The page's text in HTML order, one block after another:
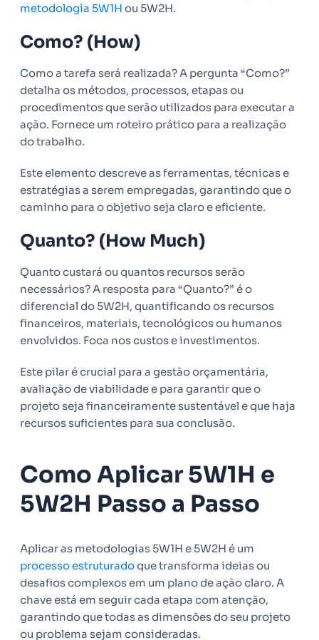
metodologia 5W1H ou 5W2H.
Como? (How)
Como a tarefa será realizada? A pergunta “Como?”
detalha os métodos, processos, etapas ou
procedimentos que serão utilizados para executar a
ação. Fornece um roteiro prático para a realização
do trabalho.
Este elemento descreve as ferramentas, técnicas e
estratégias a serem empregadas, garantindo que o
caminho para o objetivo seja claro e eficiente.
Quanto? (How Much)
Quanto custará ou quantos recursos serão
necessários? A resposta para “Quanto?” é o
diferencial do 5W2H, quantificando os recursos
financeiros, materiais, tecnológicos ou humanos
envolvidos. Foca nos custos e investimentos.
Este pilar é crucial para a gestão orçamentária,
avaliação de viabilidade e para garantir que o
projeto seja financeiramente sustentável e que haja
recursos suficientes para sua conclusão.
Como Aplicar 5W1H e
5W2H Passo a Passo
Aplicar as metodologias 5W1H e 5W2H é um
processo estruturadoque transforma ideias ou
desafios complexos em um plano de ação claro. A
chave está em seguir cada etapa com atenção,
garantindo que todas as dimensões do seu projeto
ou problema sejam consideradas.